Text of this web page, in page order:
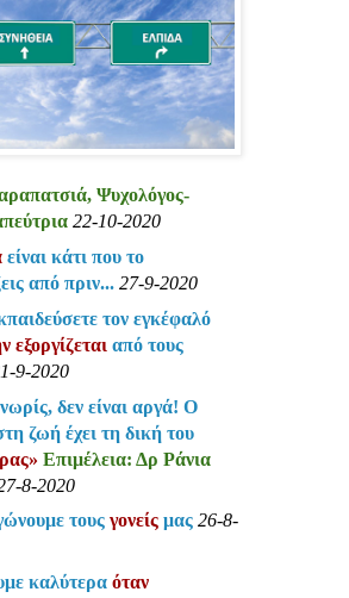
Ψυχολόγος-
22-10-2020
είναι κάτι που το
από πριν... 27-9-2020
τον εγκέφαλό
εξοργίζεται από τους
9-2020
νωρίς, δεν είναι αργά! Ο
ζωή έχει τη δική του
Επιμέλεια: Δρ Ράνια
8-2020
τους γονείςμας 26-8-
καλύτερα όταν